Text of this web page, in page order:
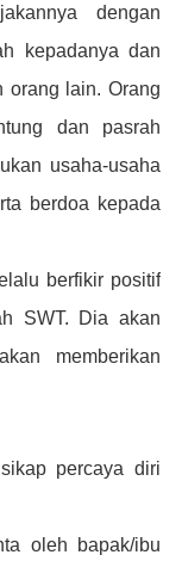
dengan
kepadanya dan
orang lain. Orang
dan pasrah
usaha-usaha
berdoa kepada
berfikir positif
SWT. Dia akan
memberikan
percaya diri
oleh bapak/ibu